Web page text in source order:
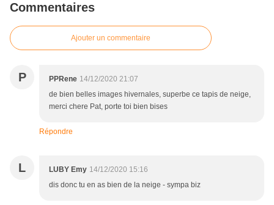
Commentaires
Ajouter un commentaire
P PPRene 14/12/2020 21:07
de bien belles images hivernales, superbe ce tapis de neige,
merci chere Pat, porte toi bien bises
Répondre
L LUBY Emy 14/12/2020 15:16
dis donc tu en as bien de la neige - sympa biz